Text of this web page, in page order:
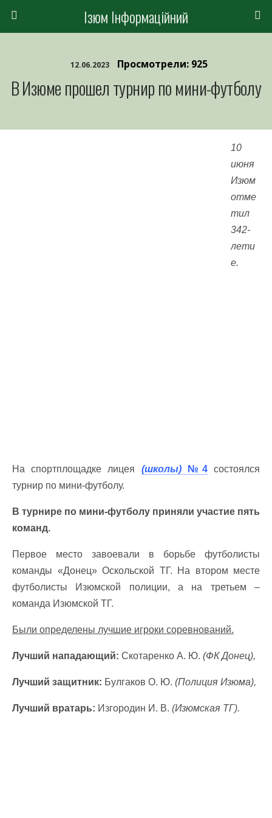
Ізюм Інформаційний
12.06.2023 Просмотрели: 925
В Изюме прошел турнир по мини-футболу
10
июня
Изюм
отме
тил
342-
лети
е.
На спортплощадке лицея (школы)№4состоялся
турнир по мини-футболу.
В турнире по мини-футболу приняли участие пять
команд.
Первое место завоевали в борьбе футболисты
команды «Донец» Оскольской ТГ. На втором месте
футболисты Изюмской полиции, а на третьем –
команда Изюмской ТГ.
Были определены лучшие игроки соревнований.
Лучший нападающий: Скотаренко А. Ю. (ФК Донец),
Лучший защитник: Булгаков О. Ю. (Полиция Изюма),
Лучший вратарь: Изгородин И. В. (Изюмская ТГ).